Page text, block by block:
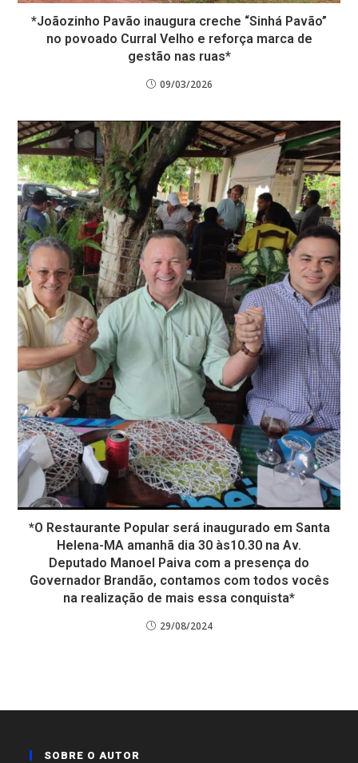
*Joãozinho Pavão inaugura creche “Sinhá Pavão”
no povoado Curral Velho e reforça marca de
gestão nas ruas*
09/03/2026
*O Restaurante Popular será inaugurado em Santa
Helena-MA amanhã dia 30 às10.30 na Av.
Deputado Manoel Paiva com a presença do
Governador Brandão, contamos com todos vocês
na realização de mais essa conquista*
29/08/2024
SOBRE O AUTOR